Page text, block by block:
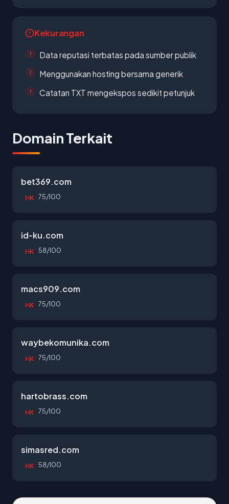
Kekurangan
Data reputasi terbatas pada sumber publik
Menggunakan hosting bersama generik
Catatan TXT mengekspos sedikit petunjuk
Domain Terkait
bet369.com
HK 75/100
id-ku.com
HK 58/100
macs909.com
HK 75/100
waybekomunika.com
HK 75/100
hartobrass.com
HK 75/100
simasred.com
HK 58/100